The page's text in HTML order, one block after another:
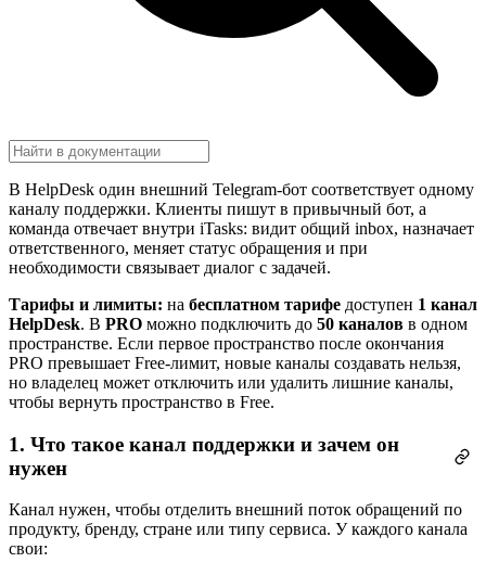
В HelpDesk один внешний Telegram-бот соответствует одному
каналу поддержки. Клиенты пишут в привычный бот, а
команда отвечает внутри iTasks: видит общий inbox, назначает
ответственного, меняет статус обращения и при
необходимости связывает диалог с задачей.
Тарифы и лимиты: на бесплатном тарифе доступен 1 канал
HelpDesk. В PRO можно подключить до 50 каналов в одном
пространстве. Если первое пространство после окончания
PRO превышает Free-лимит, новые каналы создавать нельзя,
но владелец может отключить или удалить лишние каналы,
чтобы вернуть пространство в Free.
1. Что такое канал поддержки и зачем он
нужен
Канал нужен, чтобы отделить внешний поток обращений по
продукту, бренду, стране или типу сервиса. У каждого канала
свои: